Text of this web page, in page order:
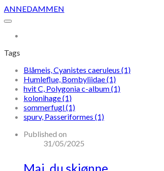
ANNEDAMMEN
Tags
Blåmeis, Cyanistes caeruleus (1)
Humleflue, Bombyliidae (1)
hvit C, Polygonia c-album (1)
kolonihage (1)
sommerfugl (1)
spurv, Passeriformes (1)
Published on
31/05/2025
Mai, du skjønne